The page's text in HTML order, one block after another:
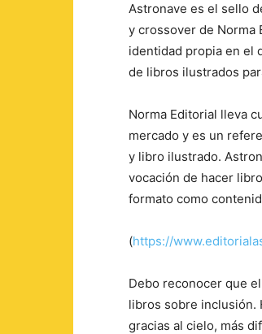
Astronave es el sello
y crossover de Norma
identidad propia en el
de libros ilustrados
Norma Editorial lleva
mercado y es un
y libro ilustrado.
vocación de hacer
formato como
(https://
Debo reconocer que
libros sobre inclusión.
gracias al cielo, más